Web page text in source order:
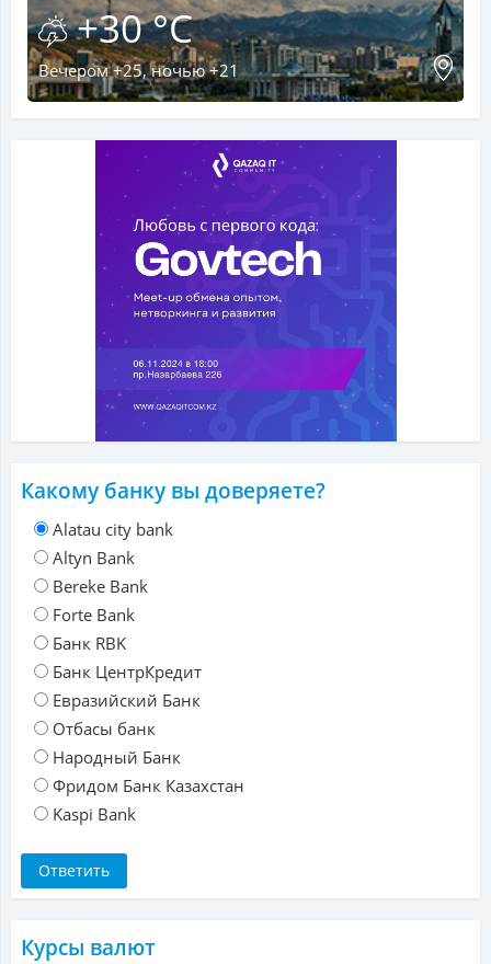
+30 °C
Вечером +25, ночью +21
Какому банку вы доверяете?
Alatau city bank
Altyn Bank
Bereke Bank
Forte Bank
Банк RBK
Банк ЦентрКредит
Евразийский Банк
Отбасы банк
Народный Банк
Фридом Банк Казахстан
Kaspi Bank
Курсы валют